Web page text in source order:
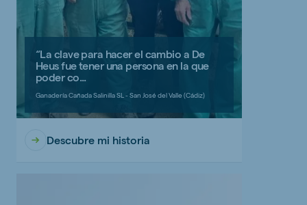
“La clave para hacer el cambio a De
Heus fue tener una persona en la que
poder co...
Ganadería Cañada Salinilla SL - San José del Valle (Cádiz)
Descubre mi historia